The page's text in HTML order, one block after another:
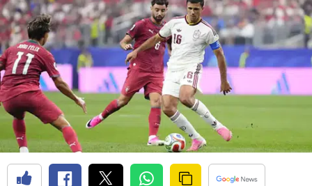
Bitlis
Bolu
Burdur
Bursa
Çanakkale
Çankırı
Çorum